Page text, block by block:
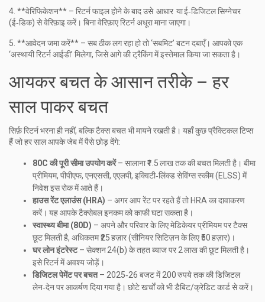
4. **वेरिफिकेशन** – रिटर्न फाइल होने के बाद उसे आधार या ई‑डिजिटल सिग्नेचर
(ई‑डिक) से वेरिफ़ाइ करें। बिना वेरिफ़ाए रिटर्न अधूरा माना जाएगा।
5. **आवेदन जमा करें** – सब ठीक लग रहा हो तो ‘सबमिट’ बटन दबाएँ। आपको एक
‘अस्थायी रिटर्न आईडी’ मिलेगा, जिसे आगे की ट्रैकिंग में इस्तेमाल किया जा सकता है।
आयकर बचत के आसान तरीके – हर
साल पाकर बचत
सिर्फ़ रिटर्न भरना ही नहीं, बल्कि टैक्स बचत भी मायने रखती है। यहाँ कुछ प्रैक्टिकल टिप्स
हैं जो हर साल आपके जेब में पैसे छोड़ देंगे:
80C की पूरी सीमा उपयोग करें– सालाना ₹1.5 लाख तक की बचत मिलती है। बीमा
प्रीमियम, पीपीएफ, एनएससी, एएलपी, इक्विटी‑लिंक्ड सेविंग्स स्कीम (ELSS) में
निवेश इस रोक में आते हैं।
हाउस रेंट एलाउंस (HRA) – अगर आप रेंट पर रहते हैं तो HRA का दावाकरण
करें। यह आपके टैक्सेबल इनकम को काफी घटा सकता है।
स्वास्थ्य बीमा (80D) – अपने और परिवार के लिए मेडिकेयर प्रीमियम पर टैक्स
छूट मिलती है, अधिकतम ₹25 हज़ार (सीनियर सिटिज़न के लिए ₹50 हज़ार)।
घर लोन इंटरेस्ट– सेक्शन 24(b) के तहत ब्याज पर 2 लाख की छूट मिलती है।
इसे रिटर्न में अवश्य जोड़ें।
डिजिटल पेमेंट पर बचत– 2025‑26 बजट में 200 रुपये तक की डिजिटल
लेन‑देन पर आकर्षण दिया गया है। छोटे खर्चों को भी डैबिट/क्रेडिट कार्ड से करें।